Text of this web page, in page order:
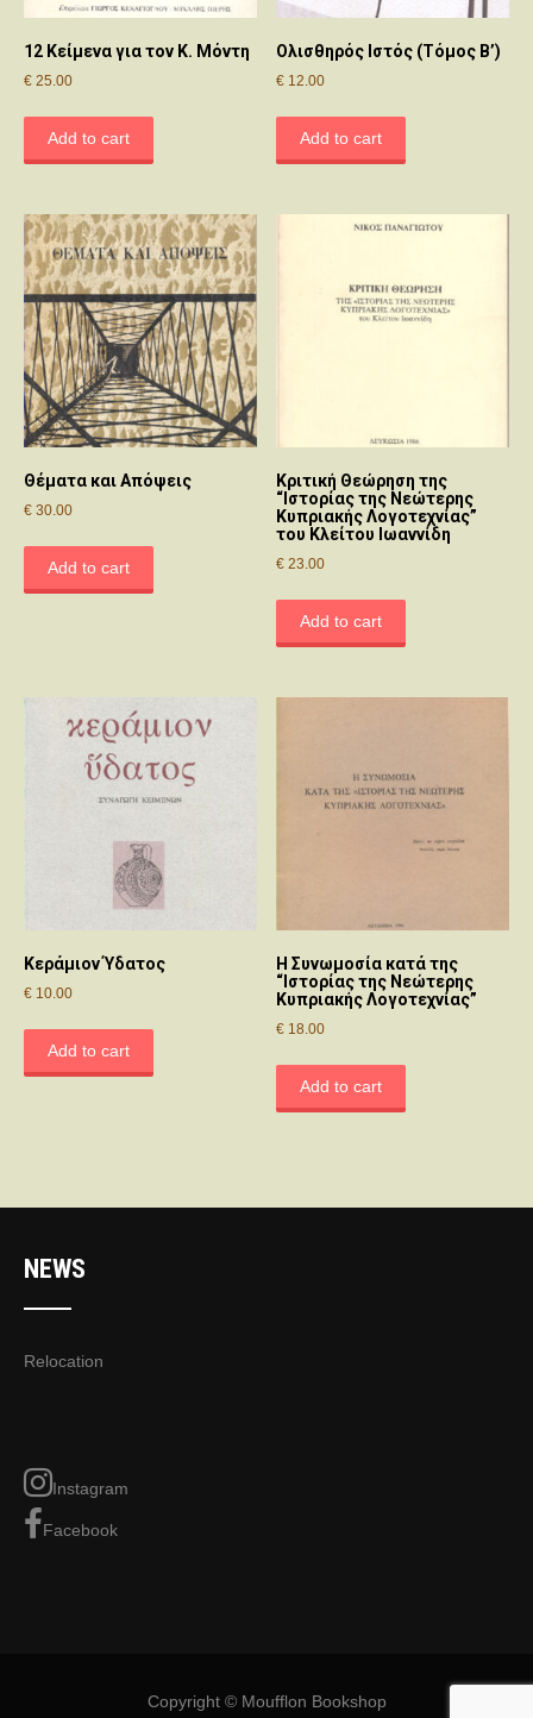
12 Κείμενα για τον Κ. Μόντη
€ 25.00
Add to cart
Ολισθηρός Ιστός (Τόμος Β’)
€ 12.00
Add to cart
Θέματα και Απόψεις
€ 30.00
Add to cart
Κριτική Θεώρηση της
“Ιστορίας της Νεώτερης
Κυπριακής Λογοτεχνίας”
του Κλείτου Ιωαννίδη
€ 23.00
Add to cart
Κεράμιον Ύδατος
€ 10.00
Add to cart
Η Συνωμοσία κατά της
“Ιστορίας της Νεώτερης
Κυπριακής Λογοτεχνίας”
€ 18.00
Add to cart
NEWS
Relocation
Instagram
Facebook
Copyright © Moufflon Bookshop